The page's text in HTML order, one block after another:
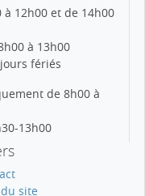
12h00 et de 14h00
à 13h00
fériés
de 8h00 à
13h00
site